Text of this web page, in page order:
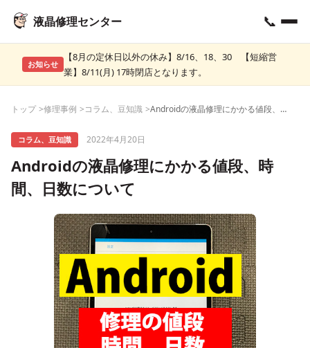
液晶修理センター 📞
お知らせ
【8月の定休日以外の休み】8/16、18、30 【短縮営
業】8/11(月) 17時閉店となります。
トップ 修理事例 コラム、豆知識 Androidの液晶修理にかかる値段、時間、日数について
コラム、豆知識 2022年4月20日
Androidの液晶修理にかかる値段、時
間、日数について